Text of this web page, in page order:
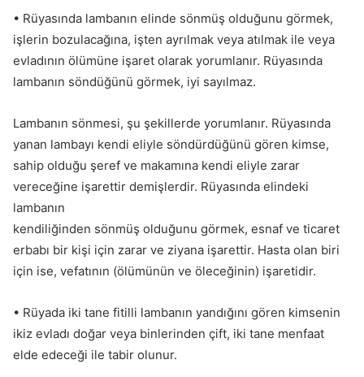
• Rüyasında lambanın elinde sönmüş olduğunu görmek,
işlerin bozulacağına, işten ayrılmak veya atılmak ile veya
evladının ölümüne işaret olarak yorumlanır. Rüyasında
lambanın söndüğünü görmek, iyi sayılmaz.
Lambanın sönmesi, şu şekillerde yorumlanır. Rüyasında
yanan lambayı kendi eliyle söndürdüğünü gören kimse,
sahip olduğu şeref ve makamına kendi eliyle zarar
vereceğine işarettir demişlerdir. Rüyasında elindeki
lambanın
kendiliğinden sönmüş olduğunu görmek, esnaf ve ticaret
erbabı bir kişi için zarar ve ziyana işarettir. Hasta olan biri
için ise, vefatının (ölümünün ve öleceğinin) işaretidir.
• Rüyada iki tane fitilli lambanın yandığını gören kimsenin
ikiz evladı doğar veya binlerinden çift, iki tane menfaat
elde edeceği ile tabir olunur.